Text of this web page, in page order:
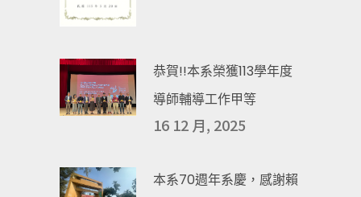
恭賀!!本系榮獲113學年度
導師輔導工作甲等
16 12 月, 2025
本系70週年系慶，感謝賴